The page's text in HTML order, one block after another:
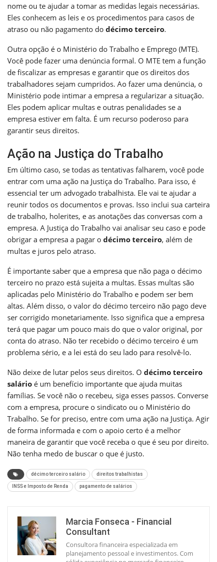
nome ou te ajudar a tomar as medidas legais necessárias.
Eles conhecem as leis e os procedimentos para casos de
atraso ou não pagamento do décimo terceiro.
Outra opção é o Ministério do Trabalho e Emprego (MTE).
Você pode fazer uma denúncia formal. O MTE tem a função
de fiscalizar as empresas e garantir que os direitos dos
trabalhadores sejam cumpridos. Ao fazer uma denúncia, o
Ministério pode intimar a empresa a regularizar a situação.
Eles podem aplicar multas e outras penalidades se a
empresa estiver em falta. É um recurso poderoso para
garantir seus direitos.
Ação na Justiça do Trabalho
Em último caso, se todas as tentativas falharem, você pode
entrar com uma ação na Justiça do Trabalho. Para isso, é
essencial ter um advogado trabalhista. Ele vai te ajudar a
reunir todos os documentos e provas. Isso inclui sua carteira
de trabalho, holerites, e as anotações das conversas com a
empresa. A Justiça do Trabalho vai analisar seu caso e pode
obrigar a empresa a pagar o décimo terceiro, além de
multas e juros pelo atraso.
É importante saber que a empresa que não paga o décimo
terceiro no prazo está sujeita a multas. Essas multas são
aplicadas pelo Ministério do Trabalho e podem ser bem
altas. Além disso, o valor do décimo terceiro não pago deve
ser corrigido monetariamente. Isso significa que a empresa
terá que pagar um pouco mais do que o valor original, por
conta do atraso. Não ter recebido o décimo terceiro é um
problema sério, e a lei está do seu lado para resolvê-lo.
Não deixe de lutar pelos seus direitos. O décimo terceiro
salário é um benefício importante que ajuda muitas
famílias. Se você não o recebeu, siga esses passos. Converse
com a empresa, procure o sindicato ou o Ministério do
Trabalho. Se for preciso, entre com uma ação na Justiça. Agir
de forma informada e com o apoio certo é a melhor
maneira de garantir que você receba o que é seu por direito.
Não tenha medo de buscar o que é justo.
décimo terceiro salário direitos trabalhistas
INSS e Imposto de Renda pagamento de salários
Marcia Fonseca - Financial
Consultant
Consultora financeira especializada em
planejamento pessoal e investimentos. Com